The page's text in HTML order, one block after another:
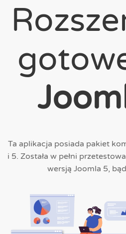
Ta aplikacja posiada pakiet
i 5. Została w pełni
wersją Joomla 5,